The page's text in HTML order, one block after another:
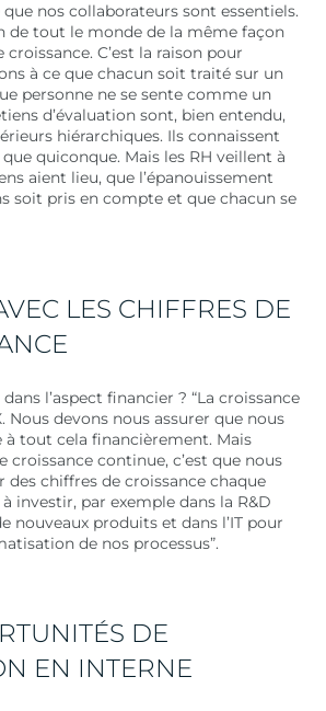
que nos collaborateurs sont essentiels.
de tout le monde de la même façon
C’est la raison pour
à ce que chacun soit traité sur un
personne ne se sente comme un
d’évaluation sont, bien entendu,
hiérarchiques. Ils connaissent
quiconque. Mais les RH veillent à
aient lieu, que l’épanouissement
soit pris en compte et que chacun se
LES CHIFFRES DE
l’aspect financier ? “La croissance
Nous devons nous assurer que nous
à tout cela financièrement. Mais
croissance continue, c’est que nous
des chiffres de croissance chaque
investir, par exemple dans la R&D
nouveaux produits et dans l’IT pour
de nos processus”.
DE
EN INTERNE